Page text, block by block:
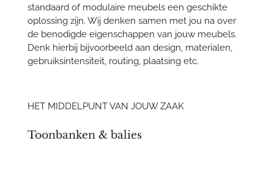
standaard of modulaire meubels een geschikte
oplossing zijn. Wij denken samen met jou na over
de benodigde eigenschappen van jouw meubels.
Denk hierbij bijvoorbeeld aan design, materialen,
gebruiksintensiteit, routing, plaatsing etc.
HET MIDDELPUNT VAN JOUW ZAAK
Toonbanken & balies